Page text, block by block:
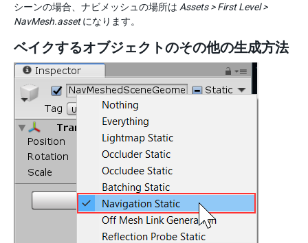
シーンの場合、ナビメッシュの場所は Assets > First Level >
NavMesh.assetになります。
ベイクするオブジェクトのその他の生成方法